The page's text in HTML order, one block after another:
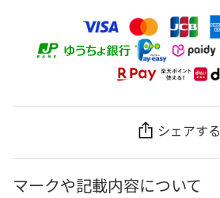
シェアする
マークや記載内容について